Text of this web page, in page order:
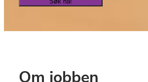
Om jobben